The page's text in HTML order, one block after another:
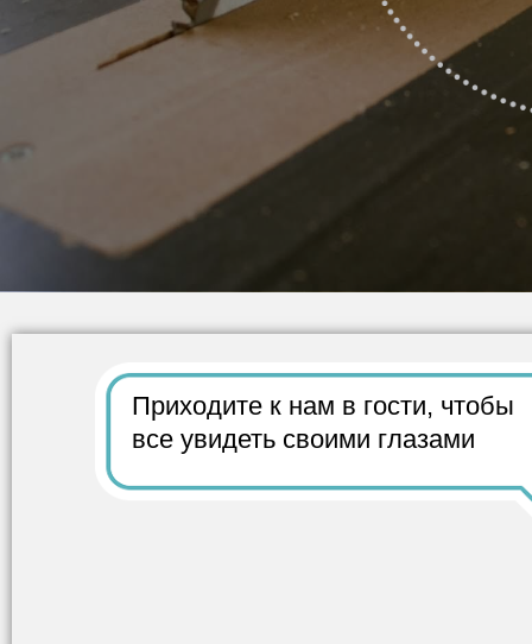
Приходите к нам в гости, чтобы
всеувидеть своими глазами